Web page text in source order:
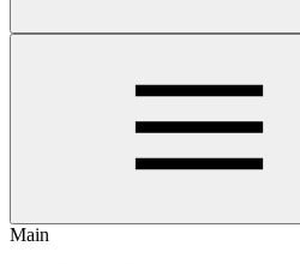
Main